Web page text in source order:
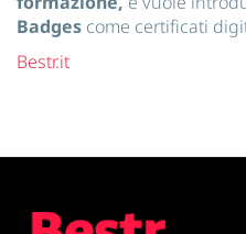
Badges come certificati
Bestr.it